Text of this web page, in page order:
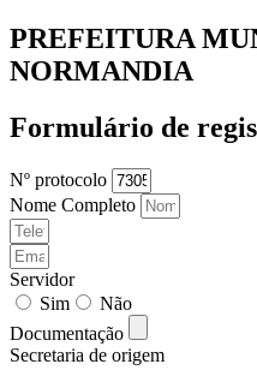
PREFEITURA
NORMANDIA
Formulário de
Nº protocolo
Nome Completo
Servidor
Sim
Não
Documentação
Secretaria de origem